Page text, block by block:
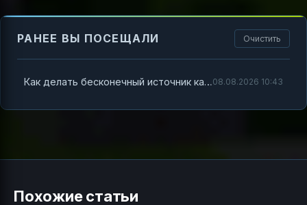
РАНЕЕ ВЫ ПОСЕЩАЛИ Очистить
Как делать бесконечный источник камня в Minecraft08.08.2026 10:43
Похожие статьи